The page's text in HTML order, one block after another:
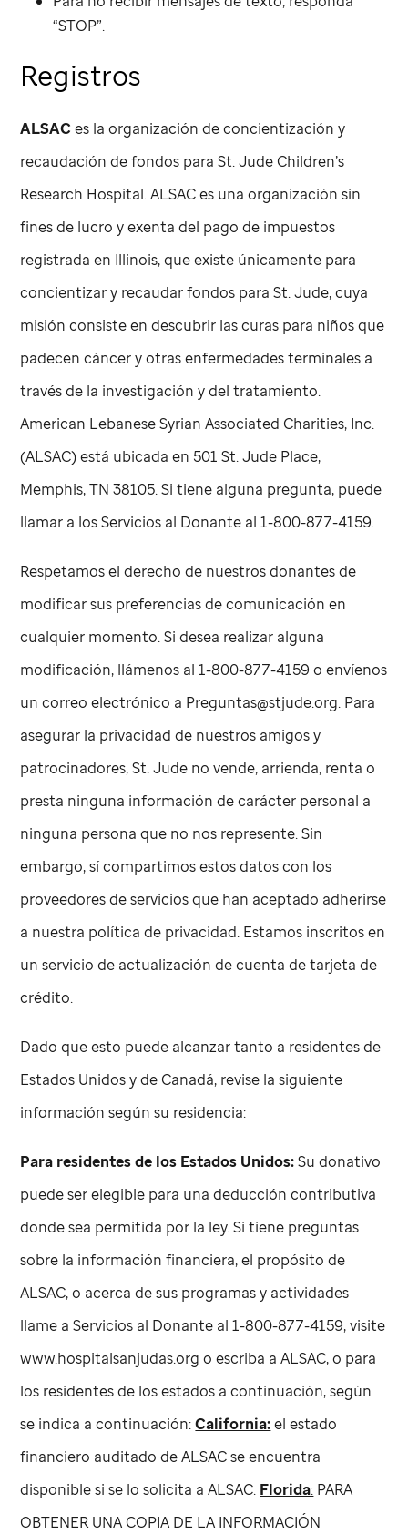
“STOP”.
Registros
ALSACes la organización de concientización y
recaudación de fondos paraSt. Jude Children’s
Research Hospital. ALSAC es una organización sin
fines de lucro y exenta del pago de impuestos
registrada en Illinois, que existe únicamente para
concientizar y recaudar fondos paraSt. Jude, cuya
misión consiste en descubrir las curas para niños que
padecen cáncer y otras enfermedades terminales a
través de la investigación y del tratamiento.
American Lebanese Syrian Associated Charities, Inc.
(ALSAC) está ubicada en 501St. Jude Place,
Memphis, TN 38105. Si tiene alguna pregunta, puede
llamar a los Servicios al Donante al 1-800-877-4159.
Respetamos el derecho de nuestros donantes de
modificar sus preferencias de comunicación en
cualquier momento. Si desea realizar alguna
modificación, llámenos al 1-800-877-4159 o envíenos
un correo electrónico a Preguntas@stjude.org. Para
asegurar la privacidad de nuestros amigos y
patrocinadores,St. Jude no vende, arrienda, renta o
presta ninguna información de carácter personal a
ninguna persona que no nos represente. Sin
embargo, sí compartimos estos datos con los
proveedores de servicios que han aceptado adherirse
a nuestra política de privacidad. Estamos inscritos en
un servicio de actualización de cuenta de tarjeta de
crédito.
Dado que esto puede alcanzar tanto a residentes de
Estados Unidos y de Canadá, revise la siguiente
información según su residencia:
Para residentes de los Estados Unidos:Su donativo
puede ser elegible para una deducción contributiva
donde sea permitida por la ley. Si tiene preguntas
sobre la información financiera, el propósito de
ALSAC, o acerca de sus programas y actividades
llame a Servicios al Donante al 1-800-877-4159, visite
www.hospitalsanjudas.org o escriba a ALSAC, o para
los residentes de los estados a continuación, según
se indica a continuación:California: el estado
financiero auditado de ALSAC se encuentra
disponible si se lo solicita a ALSAC. Florida: PARA
OBTENER UNA COPIA DE LA INFORMACIÓN